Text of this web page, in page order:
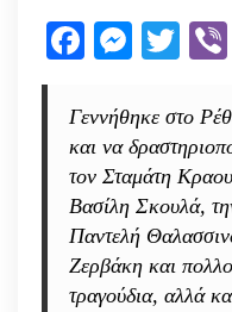
Facebook
Γεννήθηκε στο
και να
τον Σταμάτη
Βασίλη Σκουλά,
Παντελή
Ζερβάκη και
τραγούδια, αλλά